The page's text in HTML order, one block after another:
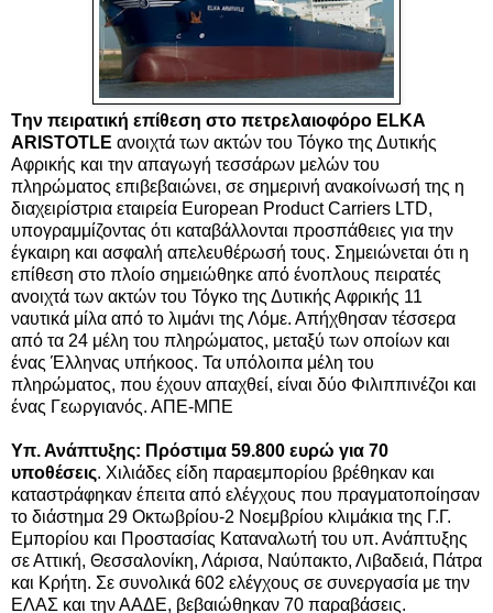
Tην πειρατική επίθεση στο πετρελαιοφόρο ELKA
ARISTOTLE ανοιχτά των ακτών του Τόγκο της Δυτικής
Αφρικής και την απαγωγή τεσσάρων μελών του
πληρώματος επιβεβαιώνει, σε σημερινή ανακοίνωσή της η
διαχειρίστρια εταιρεία Εuropean Product Carriers LTD,
υπογραμμίζοντας ότι καταβάλλονται προσπάθειες για την
έγκαιρη και ασφαλή απελευθέρωσή τους. Σημειώνεται ότι η
επίθεση στο πλοίο σημειώθηκε από ένοπλους πειρατές
ανοιχτά των ακτών του Τόγκο της Δυτικής Αφρικής 11
ναυτικά μίλα από το λιμάνι της Λόμε. Απήχθησαν τέσσερα
από τα 24 μέλη του πληρώματος, μεταξύ των οποίων και
ένας Έλληνας υπήκοος. Τα υπόλοιπα μέλη του
πληρώματος, που έχουν απαχθεί, είναι δύο Φιλιππινέζοι και
ένας Γεωργιανός. ΑΠΕ-ΜΠΕ
Υπ. Ανάπτυξης: Πρόστιμα 59.800 ευρώ για 70
υποθέσεις. Χιλιάδες είδη παραεμπορίου βρέθηκαν και
καταστράφηκαν έπειτα από ελέγχους που πραγματοποίησαν
το διάστημα 29 Οκτωβρίου-2 Νοεμβρίου κλιμάκια της Γ.Γ.
Εμπορίου και Προστασίας Καταναλωτή του υπ. Ανάπτυξης
σε Αττική, Θεσσαλονίκη, Λάρισα, Ναύπακτο, Λιβαδειά, Πάτρα
και Κρήτη. Σε συνολικά 602 ελέγχους σε συνεργασία με την
ΕΛΑΣ και την ΑΑΔΕ, βεβαιώθηκαν 70 παραβάσεις.